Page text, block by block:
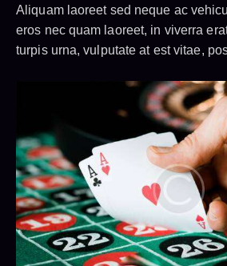
Aliquam laoreet sed neque ac
eros nec quam laoreet, in viverra
turpis urna, vulputate at est vitae,